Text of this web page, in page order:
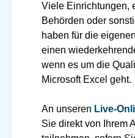
Viele Einrichtungen,
Behörden oder
haben für die
einen
wenn es um die
Microsoft Excel geht.
An unseren Live-
Sie direkt von Ihrem